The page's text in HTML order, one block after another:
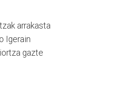
arrakasta
Igerain
gazte